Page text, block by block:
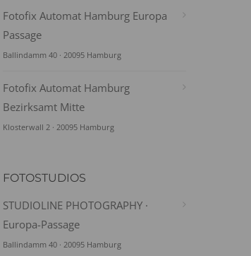
Fotofix Automat Hamburg Europa
Passage
Ballindamm 40 · 20095 Hamburg
Fotofix Automat Hamburg
Bezirksamt Mitte
Klosterwall 2 · 20095 Hamburg
FOTOSTUDIOS
STUDIOLINE PHOTOGRAPHY ·
Europa-Passage
Ballindamm 40 · 20095 Hamburg